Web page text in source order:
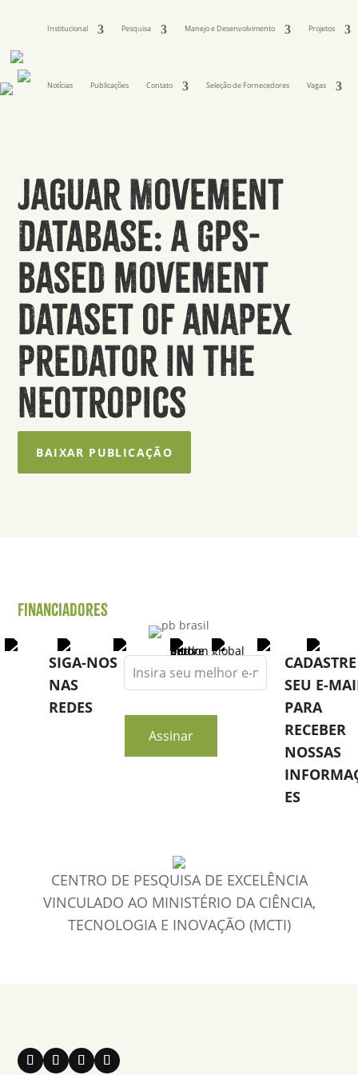
Institucional Pesquisa Manejo e Desenvolvimento Projetos
Notícias Publicações Contato Seleção de Fornecedores Vagas
Jaguar Movement
Database: a GPS-
based movement
dataset of anapex
predator in the
Neotropics
BAIXAR PUBLICAÇÃO
Financiadores
SIGA-NOS
NAS
REDES
Leave
this
blank
Assinar
CADASTRE
SEU E-
PARA
RECEBER
NOSSAS
ES
CENTRO DE PESQUISA DE EXCELÊNCIA
VINCULADO AO MINISTÉRIO DA CIÊNCIA,
TECNOLOGIA E INOVAÇÃO (MCTI)